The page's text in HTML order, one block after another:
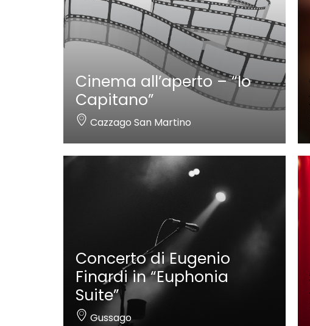
Cinema all’aperto – “Io
Capitano”
Cazzago San Martino
Concerto di Eugenio
Finardi in “Euphonia
Suite”
Gussago